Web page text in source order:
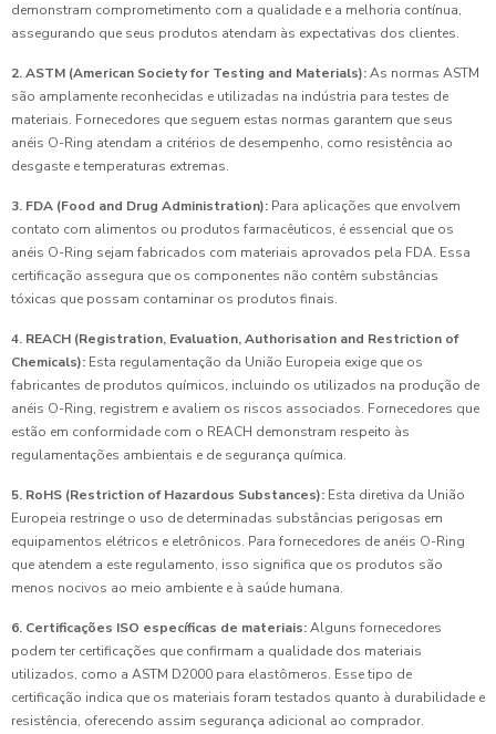
demonstram comprometimento com a qualidade e a melhoria contínua,
assegurando que seus produtos atendam às expectativas dos clientes.
2. ASTM (American Society for Testing and Materials):As normas ASTM
são amplamente reconhecidas e utilizadas na indústria para testes de
materiais. Fornecedores que seguem estas normas garantem que seus
anéis O-Ring atendam a critérios de desempenho, como resistência ao
desgaste e temperaturas extremas.
3. FDA (Food and Drug Administration): Para aplicações que envolvem
contato com alimentos ou produtos farmacêuticos, é essencial que os
anéis O-Ring sejam fabricados com materiais aprovados pela FDA. Essa
certificação assegura que os componentes não contêm substâncias
tóxicas que possam contaminar os produtos finais.
4. REACH (Registration, Evaluation, Authorisation and Restriction of
Chemicals): Esta regulamentação da União Europeia exige que os
fabricantes de produtos químicos, incluindo os utilizados na produção de
anéis O-Ring, registrem e avaliem os riscos associados. Fornecedores que
estão em conformidade com o REACH demonstram respeito às
regulamentações ambientais e de segurança química.
5. RoHS (Restriction of Hazardous Substances): Esta diretiva da União
Europeia restringe o uso de determinadas substâncias perigosas em
equipamentos elétricos e eletrônicos. Para fornecedores de anéis O-Ring
que atendem a este regulamento, isso significa que os produtos são
menos nocivos ao meio ambiente e à saúde humana.
6. Certificações ISO específicas de materiais:Alguns fornecedores
podem ter certificações que confirmam a qualidade dos materiais
utilizados, como a ASTM D2000 para elastômeros. Esse tipo de
certificação indica que os materiais foram testados quanto à durabilidade e
resistência, oferecendo assim segurança adicional ao comprador.